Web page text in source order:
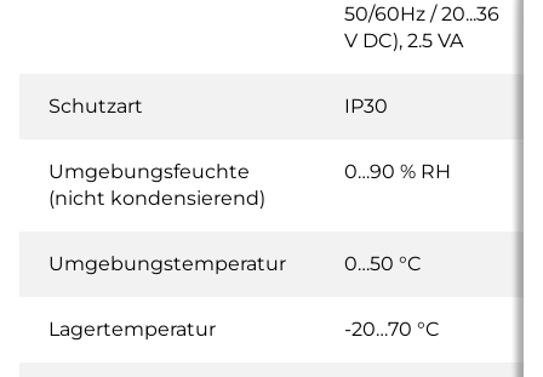
50/60Hz / 20...36
V DC), 2.5 VA
Schutzart IP30
Umgebungsfeuchte
(nicht kondensierend)
0…90 % RH
Umgebungstemperatur 0…50 °C
Lagertemperatur -20…70 °C